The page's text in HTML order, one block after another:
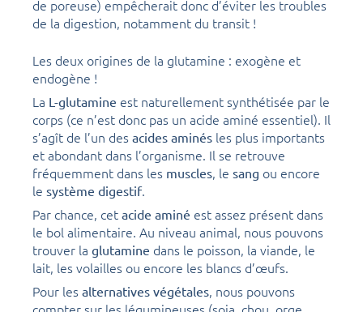
de poreuse) empêcherait donc d’éviter les troubles
de la digestion, notamment du transit !
Les deux origines de la glutamine : exogène et
endogène !
La L-glutamine est naturellement synthétisée par le
corps (ce n’est donc pas un acide aminé essentiel). Il
s’agît de l’un des acides aminés les plus importants
et abondant dans l’organisme. Il se retrouve
fréquemment dans les muscles, le sang ou encore
le système digestif.
Par chance, cet acide aminé est assez présent dans
le bol alimentaire. Au niveau animal, nous pouvons
trouver la glutamine dans le poisson, la viande, le
lait, les volailles ou encore les blancs d’œufs.
Pour les alternatives végétales, nous pouvons